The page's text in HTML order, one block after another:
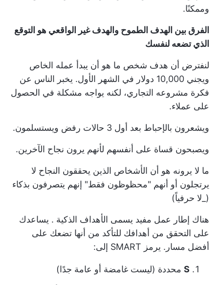
وممكنًا.
الفرق بين الهدف الطموح والهدف غير الواقعي هو التوقع
الذي تضعه لنفسك
لنفترض أن هدف شخص ما هو أن يبدأ عمله الخاص
ويجني 10,000 دولار في الشهر الأول. يخبر الناس عن
فكرة مشروعه التجاري، لكنه يواجه مشكلة في الحصول
على عملاء.
ويشعرون بالإحباط بعد أول 3 حالات رفض ويستسلمون.
ويصبحون قساة على أنفسهم لأنهم يرون نجاح الآخرين.
ما لا يرونه هو أن الأشخاص الذين يحققون النجاح لا
يرتجلون أو أنهم "محظوظون فقط" إنهم يتصرفون بذكاء
(_لا حرفياً)
هناك إطار عمل مفيد يسمى الأهداف الذكية . يساعدك
على التحقق من أهدافك للتأكد من أنها تضعك على
أفضل مسار. يرمز SMART إلى:
S محددة (ليست غامضة أو عامة جدًا)